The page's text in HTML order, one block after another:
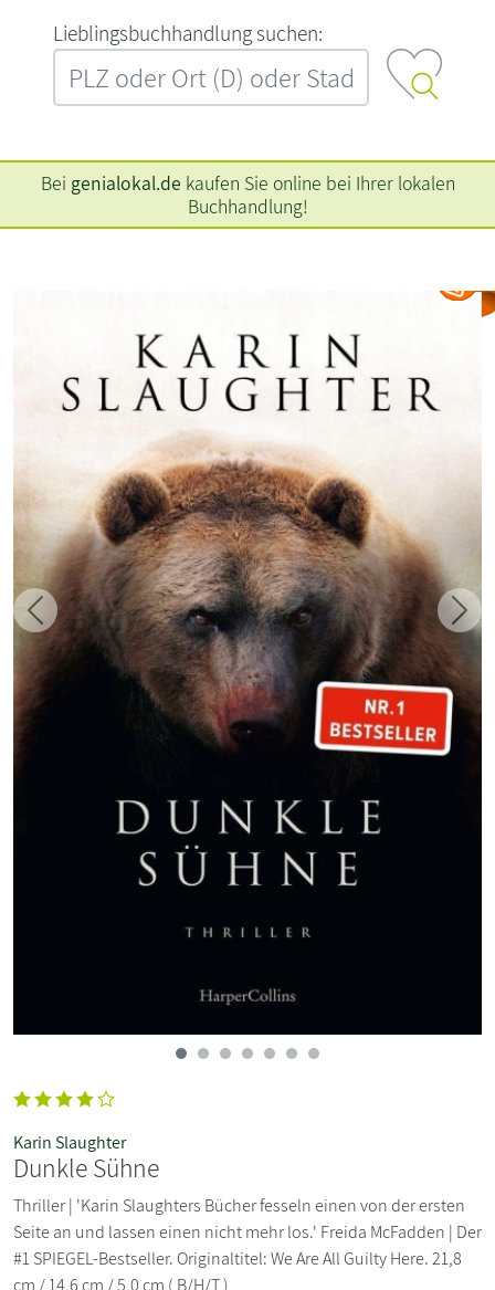
L‍i‍e‍b‍l‍i‍n‍g‍s‍b‍u‍c‍h‍h‍a‍n‍d‍l‍u‍n‍g‍ ‍s‍u‍c‍h‍e‍n‍:‍
Bei genialokal.de kaufen Sie online bei Ihrer lokalen
Buchhandlung!
Zurück
Karin Slaughter
Dunkle Sühne
Thriller | 'Karin Slaughters Bücher fesseln einen von der ersten
Seite an und lassen einen nicht mehr los.' Freida McFadden | Der
#1 SPIEGEL-Bestseller. Originaltitel: We Are All Guilty Here. 21,8
cm / 14,6 cm / 5,0 cm ( B/H/T )